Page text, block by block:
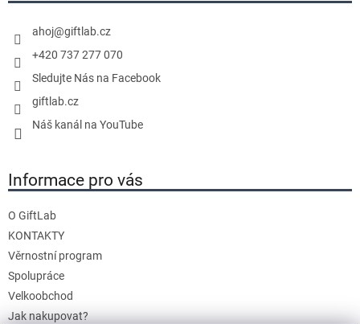
ahoj@giftlab.cz
+420 737 277 070
Sledujte Nás na Facebook
giftlab.cz
Náš kanál na YouTube
Informace pro vás
O GiftLab
KONTAKTY
Věrnostní program
Spolupráce
Velkoobchod
Jak nakupovat?